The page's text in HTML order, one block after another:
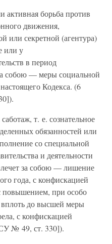
активная борьба против
движения,
или секретной (агентура)
или у
в период
собою — меры социальной
Кодекса. (6
т. е. сознательное
обязанностей или
со специальной
и деятельности
за собою — лишение
года, с конфискацией
повышением, при особо
вплоть до высшей меры
с конфискацией
№ 49, ст. 330]).